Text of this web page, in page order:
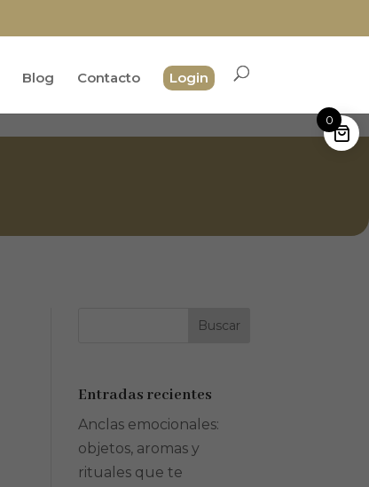
Blog Contacto Login
Entradas recientes
Anclas emocionales:
objetos, aromas y
rituales que te
0